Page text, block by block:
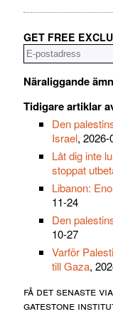
GET FREE
Näraliggande
Tidigare artiklar
Den
Israel, 2026-
Låt dig inte
stoppat
Libanon:
11-24
Den
10-27
Varför
till Gaza,
få det senaste
gatestone